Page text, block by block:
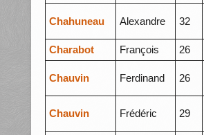
Chahuneau Alexandre 32
Charabot François 26
Chauvin Ferdinand 26
Chauvin Frédéric 29